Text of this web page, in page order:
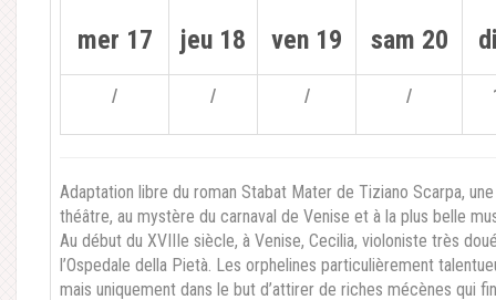
mer 17 jeu 18 ven 19 sam 20
/ / / /
Adaptation libre du roman Stabat Mater de Tiziano Scarpa,
théâtre, au mystère du carnaval de Venise et à la plus belle
Au début du XVIIIe siècle, à Venise, Cecilia, violoniste très
l’Ospedale della Pietà. Les orphelines particulièrement
mais uniquement dans le but d’attirer de riches mécènes qui